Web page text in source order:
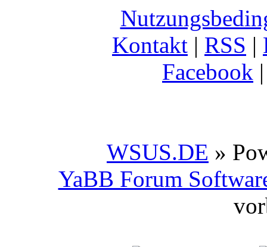
Kontakt | RSS |
Facebook
WSUS.DE »
YaBB Forum